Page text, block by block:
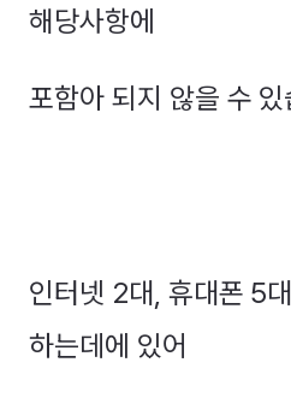
해당사항에
포함아 되지 않을 수 있
인터넷 2대, 휴대폰 5
하는데에 있어